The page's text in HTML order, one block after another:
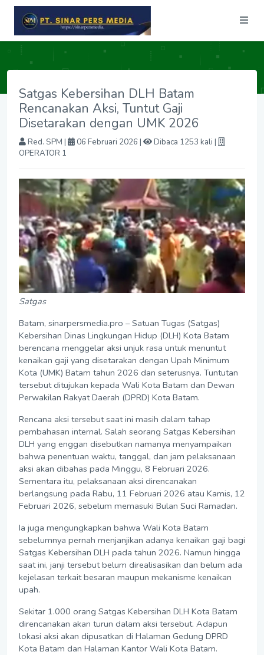
Satgas Kebersihan DLH Batam
Rencanakan Aksi, Tuntut Gaji
Disetarakan dengan UMK 2026
Red. SPM | 06 Februari 2026 |
Dibaca 1253 kali |
OPERATOR 1
Satgas
Batam, sinarpersmedia.pro – Satuan Tugas (Satgas)
Kebersihan Dinas Lingkungan Hidup (DLH) Kota Batam
berencana menggelar aksi unjuk rasa untuk menuntut
kenaikan gaji yang disetarakan dengan Upah Minimum
Kota (UMK) Batam tahun 2026 dan seterusnya. Tuntutan
tersebut ditujukan kepada Wali Kota Batam dan Dewan
Perwakilan Rakyat Daerah (DPRD) Kota Batam.
Rencana aksi tersebut saat ini masih dalam tahap
pembahasan internal. Salah seorang Satgas Kebersihan
DLH yang enggan disebutkan namanya menyampaikan
bahwa penentuan waktu, tanggal, dan jam pelaksanaan
aksi akan dibahas pada Minggu, 8 Februari 2026.
Sementara itu, pelaksanaan aksi direncanakan
berlangsung pada Rabu, 11 Februari 2026 atau Kamis, 12
Februari 2026, sebelum memasuki Bulan Suci Ramadan.
Ia juga mengungkapkan bahwa Wali Kota Batam
sebelumnya pernah menjanjikan adanya kenaikan gaji bagi
Satgas Kebersihan DLH pada tahun 2026. Namun hingga
saat ini, janji tersebut belum direalisasikan dan belum ada
kejelasan terkait besaran maupun mekanisme kenaikan
upah.
Sekitar 1.000 orang Satgas Kebersihan DLH Kota Batam
direncanakan akan turun dalam aksi tersebut. Adapun
lokasi aksi akan dipusatkan di Halaman Gedung DPRD
Kota Batam dan Halaman Kantor Wali Kota Batam.